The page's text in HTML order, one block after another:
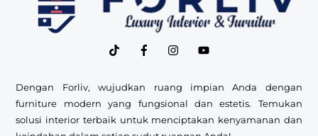
Dengan Forliv, wujudkan ruang impian Anda dengan
furniture modern yang fungsional dan estetis. Temukan
solusi interior terbaik untuk menciptakan kenyamanan dan